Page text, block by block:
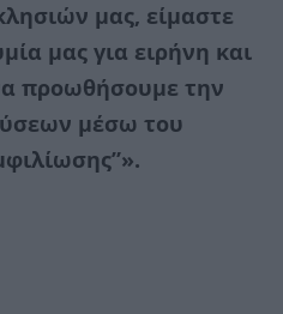
μας, είμαστε
μας για ειρήνη και
προωθήσουμε την
μέσω του